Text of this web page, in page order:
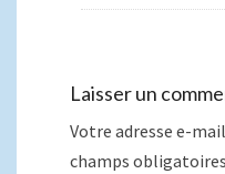
Laisser un
Votre adresse e-
champs